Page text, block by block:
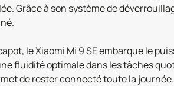
Grâce à son système de
le Xiaomi Mi 9 SE embarque le
fluidité optimale dans les tâches
de rester connecté toute la journée.